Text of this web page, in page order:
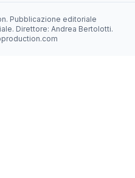
. Pubblicazione editoriale
Direttore: Andrea Bertolotti.